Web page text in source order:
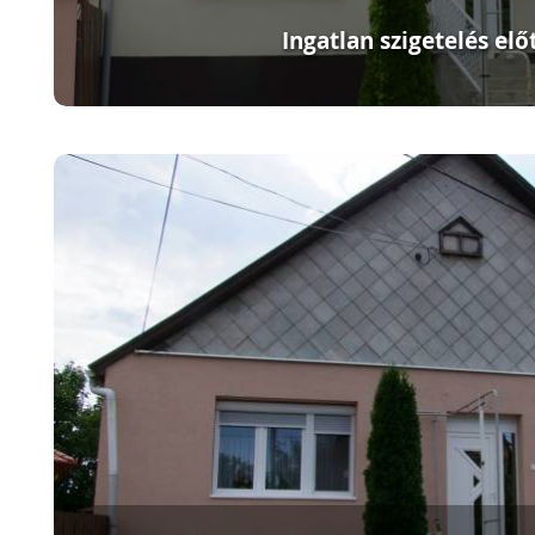
Ingatlan szigetelés